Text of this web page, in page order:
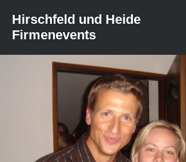
zum
Inhalt
Hirschfeld und Heide
Firmenevents